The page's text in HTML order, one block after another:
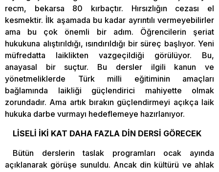
recm, bekarsa 80 kırbaçtır. Hırsızlığın cezası el
kesmektir. İlk aşamada bu kadar ayrıntılı vermeyebilirler
ama bu çok önemli bir adım. Öğrencilerin şeriat
hukukuna alıştırıldığı, ısındırıldığı bir süreç başlıyor. Yeni
müfredatta laiklikten vazgeçildiği görülüyor. Bu,
anayasal bir suçtur. Bu dersler ilgili kanun ve
yönetmeliklerde Türk milli eğitiminin amaçları
bağlamında laikliği güçlendirici mahiyette olmak
zorundadır. Ama artık bırakın güçlendirmeyi açıkça laik
hukuka darbe vurmayı hedeflemeye hazırlanıyor.
LİSELİ İKİ KAT DAHA FAZLA DİN DERSİ GÖRECEK
Bütün derslerin taslak programları ocak ayında
açıklanarak görüşe sunuldu. Ancak din kültürü ve ahlak